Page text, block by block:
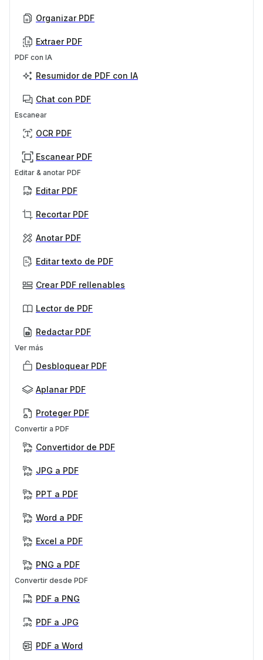
Organizar PDF
Extraer PDF
PDF con IA
Resumidor de PDF con IA
Chat con PDF
Escanear
OCR PDF
Escanear PDF
Editar & anotar PDF
Editar PDF
Recortar PDF
Anotar PDF
Editar texto de PDF
Crear PDF rellenables
Lector de PDF
Redactar PDF
Ver más
Desbloquear PDF
Aplanar PDF
Proteger PDF
Convertir a PDF
Convertidor de PDF
JPG a PDF
PPT a PDF
Word a PDF
Excel a PDF
PNG a PDF
Convertir desde PDF
PDF a PNG
PDF a JPG
PDF a Word